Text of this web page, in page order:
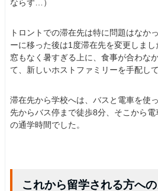
ならず…）
トロントでの滞在先は特に問題はなか
ーに移った後は1度滞在先を変更しまし
窓もなく暑すぎる上に、食事が合わな
て、新しいホストファミリーを手配し
滞在先から学校へは、バスと電車を使
先からバス停まで徒歩8分、そこから
の通学時間でした。
これから留学される方へ